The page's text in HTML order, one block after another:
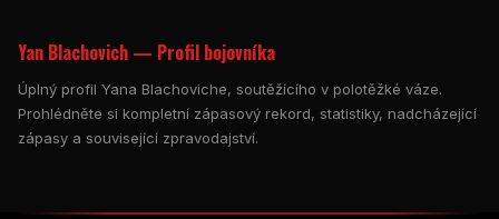
Yan Blachovich — Profil bojovníka
Úplný profil Yana Blachoviche, soutěžícího v polotěžké váze.
Prohlédněte si kompletní zápasový rekord, statistiky, nadcházející
zápasy a související zpravodajství.